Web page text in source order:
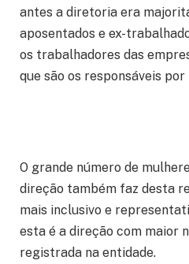
antes a diretoria era
aposentados e ex-
os trabalhadores das
que são os responsáveis
O grande número de
direção também faz desta
mais inclusivo e
esta é a direção com maior
registrada na entidade.